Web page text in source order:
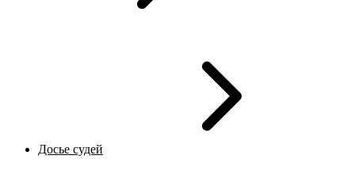
Досье судей